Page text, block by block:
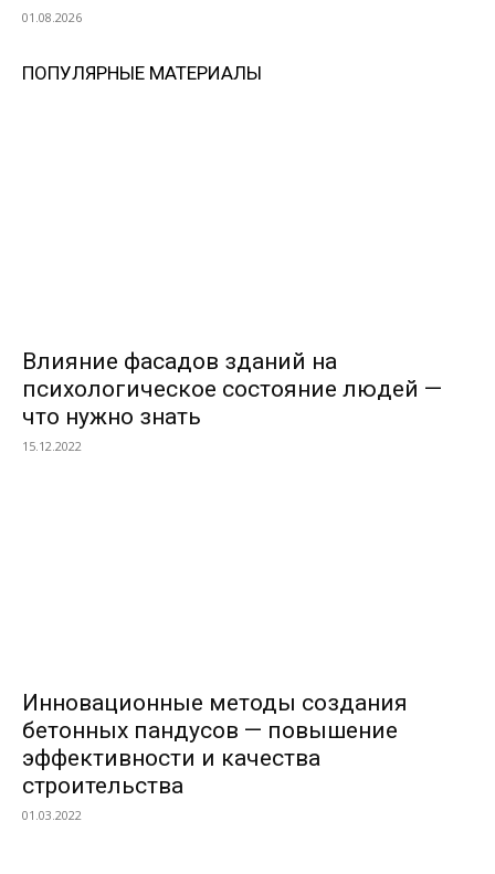
01.08.2026
ПОПУЛЯРНЫЕ МАТЕРИАЛЫ
Влияние фасадов зданий на
психологическое состояние людей —
что нужно знать
15.12.2022
Инновационные методы создания
бетонных пандусов — повышение
эффективности и качества
строительства
01.03.2022